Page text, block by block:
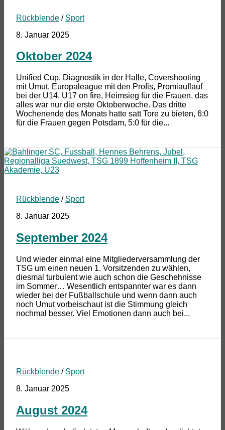
Rückblende / Sport
8. Januar 2025
Oktober 2024
Unified Cup, Diagnostik in der Halle, Covershooting
mit Umut, Europaleague mit den Profis, Promiauflauf
bei der U14, U17 on fire, Heimsieg für die Frauen, das
alles war nur die erste Oktoberwoche. Das dritte
Wochenende des Monats hatte satt Tore zu bieten, 6:0
für die Frauen gegen Potsdam, 5:0 für die...
Rückblende / Sport
8. Januar 2025
September 2024
Und wieder einmal eine Mitgliederversammlung der
TSG um einen neuen 1. Vorsitzenden zu wählen,
diesmal turbulent wie auch schon die Geschehnisse
im Sommer… Wesentlich entspannter war es dann
wieder bei der Fußballschule und wenn dann auch
noch Umut vorbeischaut ist die Stimmung gleich
nochmal besser. Viel Emotionen dann auch bei...
Rückblende / Sport
8. Januar 2025
August 2024